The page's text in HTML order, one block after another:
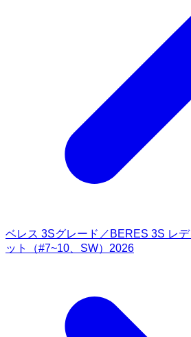
ベレス 3Sグレード／BERES 3S レ
ット（#7~10、SW）2026